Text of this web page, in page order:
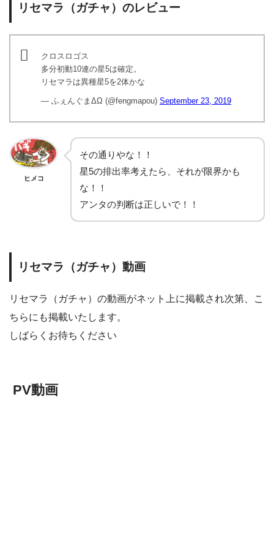
リセマラ（ガチャ）のレビュー
クロスロゴス
多分初動10連の星5は確定。
リセマラは異種星5を2体かな
— ふぇんぐまΔΩ (@fengmapou) September 23, 2019
ヒメコ
その通りやな！！
星5の排出率考えたら、それが限界かも
な！！
アンタの判断は正しいで！！
リセマラ（ガチャ）動画
リセマラ（ガチャ）の動画がネット上に掲載され次第、こ
ちらにも掲載いたします。
しばらくお待ちください
PV動画